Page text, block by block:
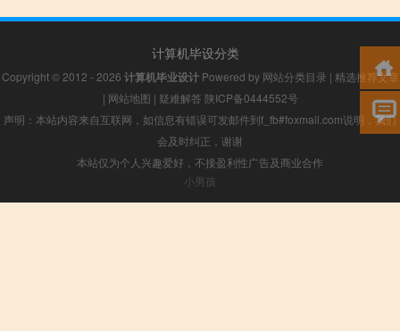
计算机毕设分类
Copyright © 2012 - 2026 计算机毕业设计Powered by 网站分类目录 | 精选推荐文章
| 网站地图 | 疑难解答 陕ICP备0444552号
声明：本站内容来自互联网，如信息有错误可发邮件到f_fb#foxmail.com说明，我们
会及时纠正，谢谢
本站仅为个人兴趣爱好，不接盈利性广告及商业合作
小男孩